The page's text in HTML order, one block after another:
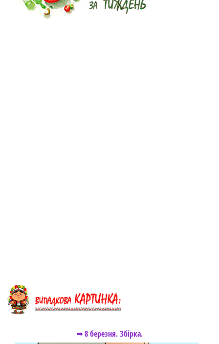
➦ 8 березня. Збірка.